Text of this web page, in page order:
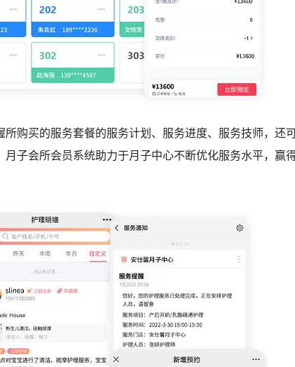
购买的服务套餐的服务计划、服务进度、服务技师，还
月子会所会员系统助力于月子中心不断优化服务水平，赢